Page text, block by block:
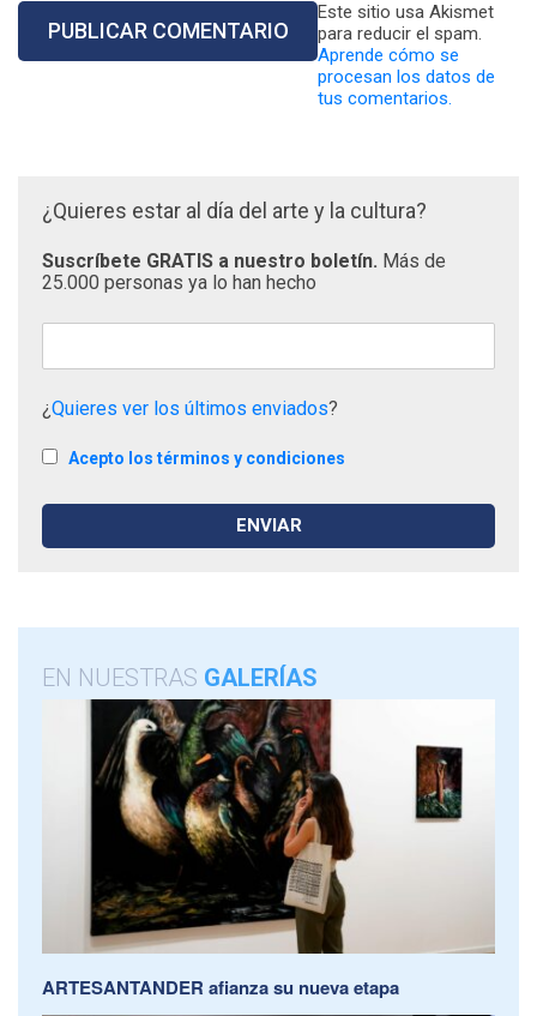
Este sitio usa Akismet
para reducir el spam.
Aprende cómo se
procesan los datos de
tus comentarios.
¿Quieres estar al día del arte y la cultura?
Suscríbete GRATIS a nuestro boletín. Más de
25.000 personas ya lo han hecho
¿Quieres ver los últimos enviados?
Acepto los términos y condiciones
EN NUESTRAS GALERÍAS
ARTESANTANDER afianza su nueva etapa